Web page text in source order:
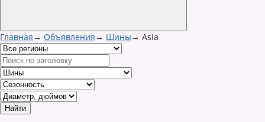
Главная→ Объявления→ Шины→ Asia